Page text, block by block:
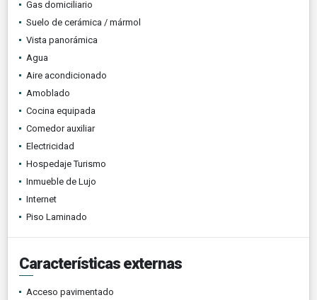
Gas domiciliario
Suelo de cerámica / mármol
Vista panorámica
Agua
Aire acondicionado
Amoblado
Cocina equipada
Comedor auxiliar
Electricidad
Hospedaje Turismo
Inmueble de Lujo
Internet
Piso Laminado
Características externas
Acceso pavimentado